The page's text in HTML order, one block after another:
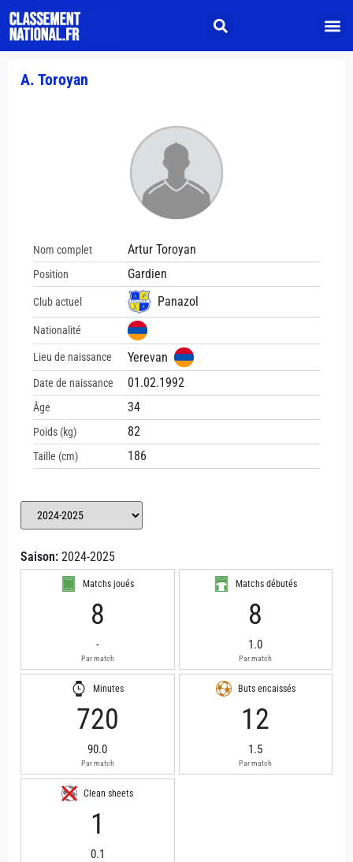
A. Toroyan
Nom complet Artur Toroyan
Position Gardien
Club actuel Panazol
Nationalité
Lieu de naissance Yerevan
Date de naissance 01.02.1992
Âge 34
Poids (kg) 82
Taille (cm) 186
Saison: 2024-2025
Matchs joués
8
-
Par match
Matchs débutés
8
1.0
Par match
Minutes
720
90.0
Par match
Buts encaissés
12
1.5
Par match
Clean sheets
1
0.1